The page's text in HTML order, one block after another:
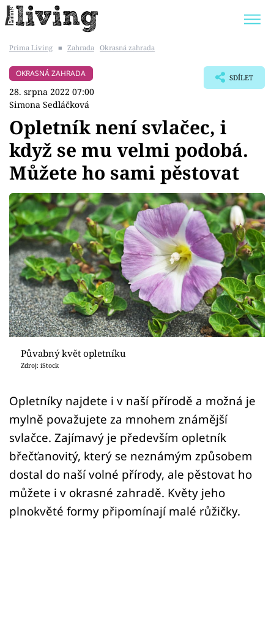
BYDLENÍ SLAVNÝCH
Témata
Bydlení
Zahrada
Design
Sledujte prima+
Přihlášení
Sledujte nás
Prima Living ■ Zahrada Okrasná zahrada
OKRASNÁ ZAHRADA
28. srpna 2022 07:00
Simona Sedláčková
SDÍLET
Opletník není svlačec, i
když se mu velmi podobá.
Můžete ho sami pěstovat
Půvabný květ opletníku
Zdroj: iStock
Opletníky najdete i v naší přírodě a možná je
mylně považujete za mnohem známější
svlačce. Zajímavý je především opletník
břečťanovitý, který se neznámým způsobem
dostal do naší volné přírody, ale pěstovat ho
můžete i v okrasné zahradě. Květy jeho
plnokvěté formy připomínají malé růžičky.